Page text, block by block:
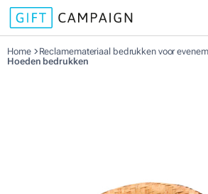
Home
Reclamemateriaal bedrukken voor
Hoeden bedrukken